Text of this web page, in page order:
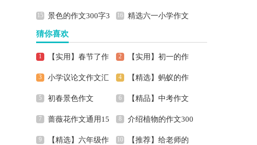
文400字汇编5篇 字3篇
景色的作文300字3
篇
精选六一小学作文
猜你喜欢
【实用】春节了作
文400字4篇
【实用】初一的作
文锦集5篇
小学议论文作文汇
编六篇
【精选】蚂蚁的作
文300字四篇
初春景色作文 【精品】中考作文
汇编六篇
蔷薇花作文通用15
篇
介绍植物的作文300
字8篇
【精选】六年级作 【推荐】给老师的